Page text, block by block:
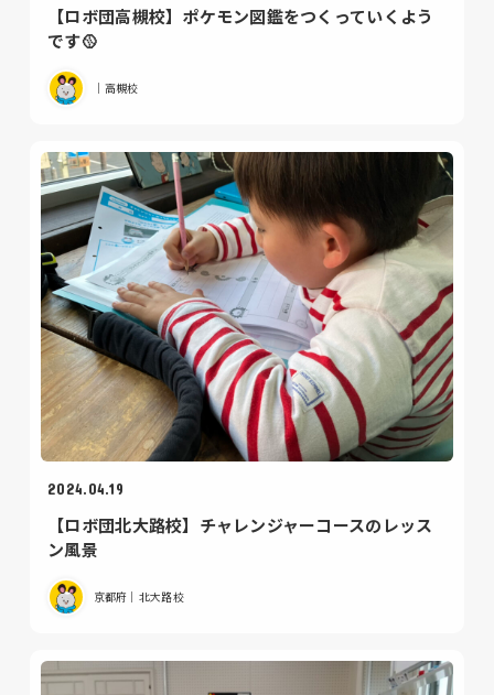
【ロボ団高槻校】ポケモン図鑑をつくっていくよう
です🥎
｜高槻校
2024.04.19
【ロボ団北大路校】チャレンジャーコースのレッス
ン風景
京都府｜北大路校